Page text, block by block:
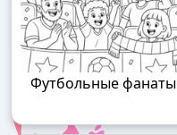
Футбольные фанаты